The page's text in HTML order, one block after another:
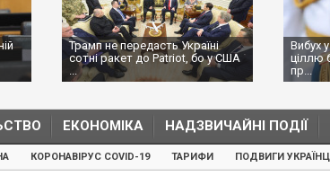
Трамп не передасть Україні
сотні ракет до Patriot, бо у США
...
Вибух
ціллю
пр...
ЕКОНОМІКА НАДЗВИЧАЙНІ ПОДІЇ
КОРОНАВІРУС COVID-19 ТАРИФИ ПОДВИГИ